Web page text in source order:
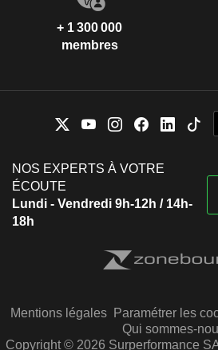
+ 1 300 000
membres
NOS EXPERTS À VOTRE
ÉCOUTE
Lundi - Vendredi 9h-12h / 14h-
18h
Mentions légales Paramétrer les
Qui sommes-
Copyright © 2026 Surperformance